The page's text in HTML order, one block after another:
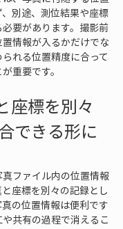
別途、測位結果や座標
要があります。撮影前
情報が入るかだけでな
れる位置精度に合って
重要です。
座標を別々
できる形に
ファイル内の位置情報
座標を別々の記録とし
の位置情報は便利です
共有の過程で消えるこ